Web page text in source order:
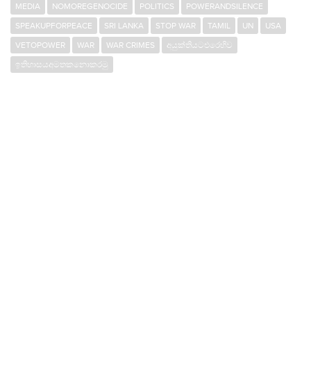
MEDIA
NOMOREGENOCIDE POLITICS
POWERANDSILENCE
SPEAKUPFORPEACE
SRI LANKA STOP WAR TAMIL UN
USA
VETOPOWER
WAR WAR CRIMES
අයුක්තියටඑරෙහිව
ඉතිහාසයඅමතකනොකරමු